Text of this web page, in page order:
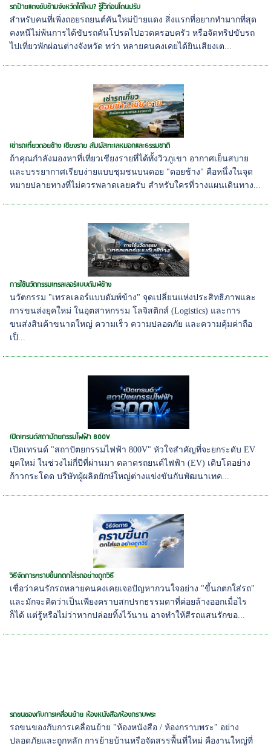
รถป้ายแดงขับข้ามจังหวัดได้ไหม? รู้ไว้ก่อนโดนปรับ
สำหรับคนที่เพิ่งถอยรถยนต์คันใหม่ป้ายแดง สิ่งแรกที่อยากทำมากที่สุด
คงหนีไม่พ้นการได้ขับรถคันโปรดไปอวดครอบครัว หรือจัดทริปขับรถ
ไปเที่ยวพักผ่อนต่างจังหวัด ทว่า หลายคนคงเคยได้ยินเสียงเต...
เช่ารถเที่ยวดอยช้าง เชียงราย สัมผัสทะเลหมอกและธรรมชาติ
ถ้าคุณกำลังมองหาที่เที่ยวเชียงรายที่ได้ทั้งวิวภูเขา อากาศเย็นสบาย
และบรรยากาศเรียบง่ายแบบชุมชนบนดอย "ดอยช้าง" คือหนึ่งในจุด
หมายปลายทางที่ไม่ควรพลาดเลยครับ สำหรับใครที่วางแผนเดินทาง...
การใช้นวัตกรรมเทรลเลอร์แบบดัมพ์ข้าง
นวัตกรรม "เทรลเลอร์แบบดัมพ์ข้าง" จุดเปลี่ยนแห่งประสิทธิภาพและ
การขนส่งยุคใหม่ ในอุตสาหกรรม โลจิสติกส์ (Logistics) และการ
ขนส่งสินค้าขนาดใหญ่ ความเร็ว ความปลอดภัย และความคุ้มค่าถือ
เป็...
เปิดเทรนด์สถาปัตยกรรมไฟฟ้า 800V
เปิดเทรนด์ "สถาปัตยกรรมไฟฟ้า 800V" หัวใจสำคัญที่จะยกระดับ EV
ยุคใหม่ ในช่วงไม่กี่ปีที่ผ่านมา ตลาดรถยนต์ไฟฟ้า (EV) เติบโตอย่าง
ก้าวกระโดด บริษัทผู้ผลิตยักษ์ใหญ่ต่างแข่งขันกันพัฒนาเทค...
วิธีจัดการคราบขี้นกตกใส่รถอย่างถูกวิธี
เชื่อว่าคนรักรถหลายคนคงเคยเจอปัญหากวนใจอย่าง "ขี้นกตกใส่รถ"
และมักจะคิดว่าเป็นเพียงคราบสกปรกธรรมดาที่ค่อยล้างออกเมื่อไร
ก็ได้ แต่รู้หรือไม่ว่าหากปล่อยทิ้งไว้นาน อาจทำให้สีรถแสนรักขอ...
รถขนของกับการเคลื่อนย้าย ห้องหนังสือ/ห้องกราบพระ
รถขนของกับการเคลื่อนย้าย "ห้องหนังสือ / ห้องกราบพระ" อย่าง
ปลอดภัยและถูกหลัก การย้ายบ้านหรือจัดสรรพื้นที่ใหม่ คืองานใหญ่ที่